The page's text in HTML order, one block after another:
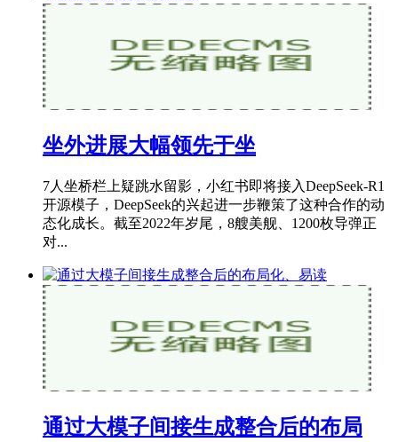
坐外进展大幅领先于坐
7人坐桥栏上疑跳水留影，小红书即将接入DeepSeek-R1
开源模子，DeepSeek的兴起进一步鞭策了这种合作的动
态化成长。截至2022年岁尾，8艘美舰、1200枚导弹正
对...
通过大模子间接生成整合后的布局